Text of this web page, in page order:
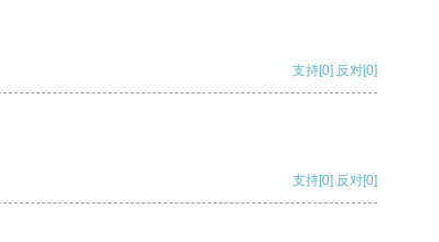
支持[0] 反对[0]
支持[0] 反对[0]